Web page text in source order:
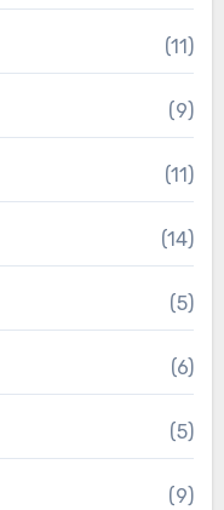
(11)
(9)
(11)
(14)
(5)
(6)
(5)
(9)